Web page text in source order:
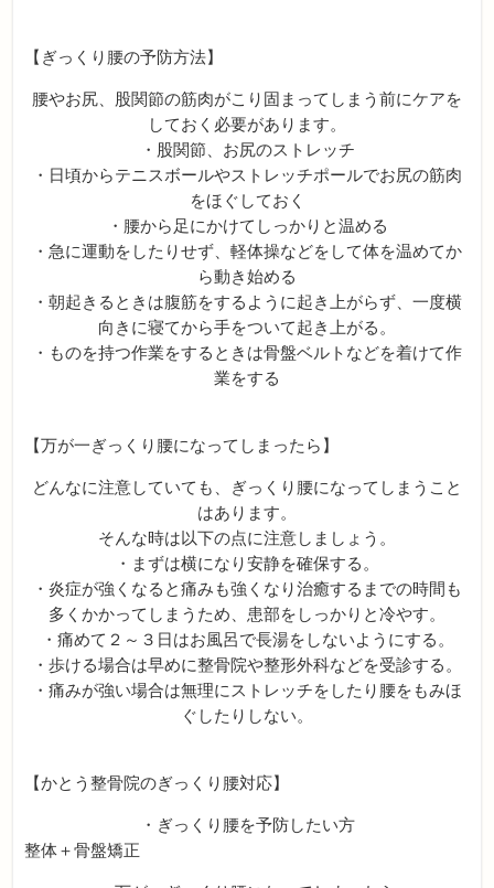
【ぎっくり腰の予防方法】
腰やお尻、股関節の筋肉がこり固まってしまう前にケアを
しておく必要があります。
・股関節、お尻のストレッチ
・日頃からテニスボールやストレッチポールでお尻の筋肉
をほぐしておく
・腰から足にかけてしっかりと温める
・急に運動をしたりせず、軽体操などをして体を温めてか
ら動き始める
・朝起きるときは腹筋をするように起き上がらず、一度横
向きに寝てから手をついて起き上がる。
・ものを持つ作業をするときは骨盤ベルトなどを着けて作
業をする
【万が一ぎっくり腰になってしまったら】
どんなに注意していても、ぎっくり腰になってしまうこと
はあります。
そんな時は以下の点に注意しましょう。
・まずは横になり安静を確保する。
・炎症が強くなると痛みも強くなり治癒するまでの時間も
多くかかってしまうため、患部をしっかりと冷やす。
・痛めて２～３日はお風呂で長湯をしないようにする。
・歩ける場合は早めに整骨院や整形外科などを受診する。
・痛みが強い場合は無理にストレッチをしたり腰をもみほ
ぐしたりしない。
【かとう整骨院のぎっくり腰対応】
・ぎっくり腰を予防したい方
整体＋骨盤矯正